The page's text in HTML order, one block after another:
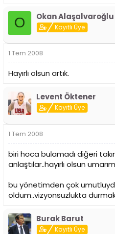
O Okan Alaşalvaroğlu
Kayıtlı Üye
1 Tem 2008
Hayırlı olsun artık.
Levent Öktener
Kayıtlı Üye
1 Tem 2008
biri hoca bulamadı diğeri
anlaştılar..hayırlı olsun
bu yönetimden çok
oldum..vizyonsuzlukta
Burak Barut
Kayıtlı Üye